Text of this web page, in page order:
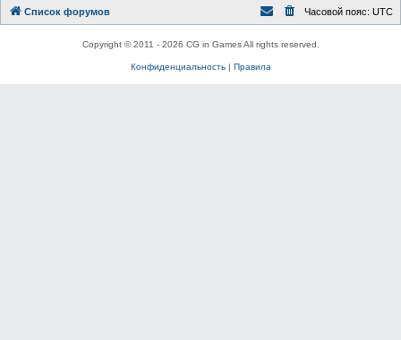
Список форумов Часовой пояс: UTC
Copyright © 2011 - 2026 CG in Games All rights reserved.
Конфиденциальность| Правила